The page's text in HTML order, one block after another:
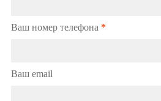
Ваш номер телефона *
Ваш email